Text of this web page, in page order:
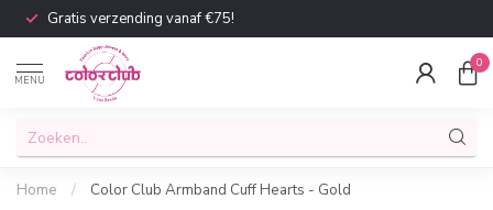
Gratis verzending vanaf €75!
MENU
0
Home / Color Club Armband Cuff Hearts - Gold